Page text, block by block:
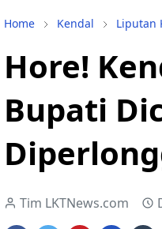
Home Kendal Liputan
Hore!
Bupati
Tim LKTNews.com